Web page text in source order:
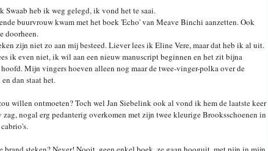
Swaab heb ik weg gelegd, ik vond het te saai.
buurvrouw kwam met het boek 'Echo' van Meave Binchi aanzetten. Ook
doorheen.
zijn niet zo aan mij besteed. Liever lees ik Eline Vere, maar dat heb ik al uit.
ik even niet, ik wil aan een nieuw manuscript beginnen en het zit bijna
Mijn vingers hoeven alleen nog maar de twee-vinger-polka over de
dan staat het.
willen ontmoeten? Toch wel Jan Siebelink ook al vond ik hem de laatste keer
nogal erg pedanterig overkomen met zijn twee kleurige Brooksschoenen in